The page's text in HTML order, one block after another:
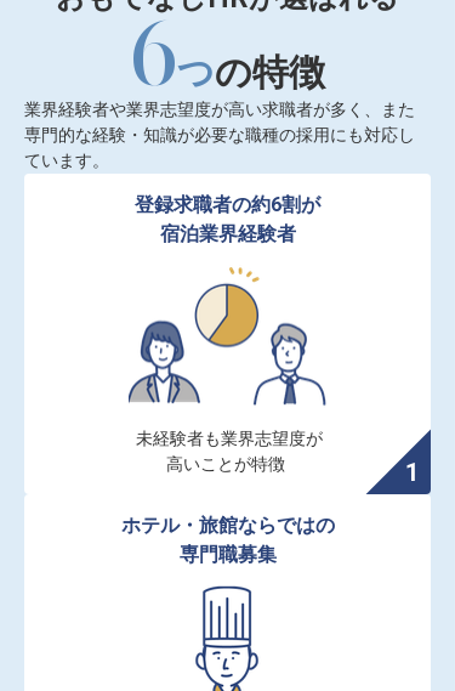
6つの特徴
業界経験者や業界志望度が高い求職者が多く、また
専門的な経験・知識が必要な職種の採用にも対応し
ています。
登録求職者の約6割が
宿泊業界経験者
未経験者も業界志望度が
高いことが特徴
ホテル・旅館ならではの
専門職募集